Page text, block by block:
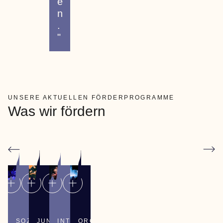
n
.
"
UNSERE AKTUELLEN FÖRDERPROGRAMME
Was wir fördern
SOZIOKULTURELLE
JUNGEINTERNATIONALE
ORGANISATIONSENTWICKLUNG